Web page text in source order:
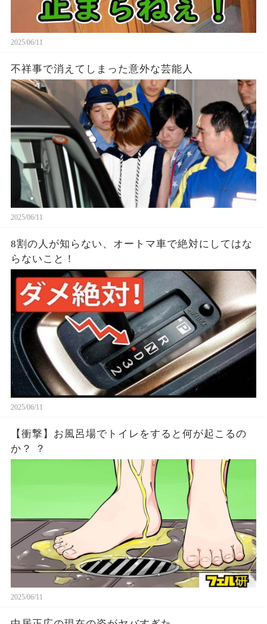
2025/06/11
不祥事で消えてしまった意外な芸能人
2025/06/11
8割の人が知らない、オートマ車で絶対にしてはな
らないこと！
2025/06/11
【衝撃】お風呂場でトイレをすると何が起こるの
か？ ？
2025/06/11